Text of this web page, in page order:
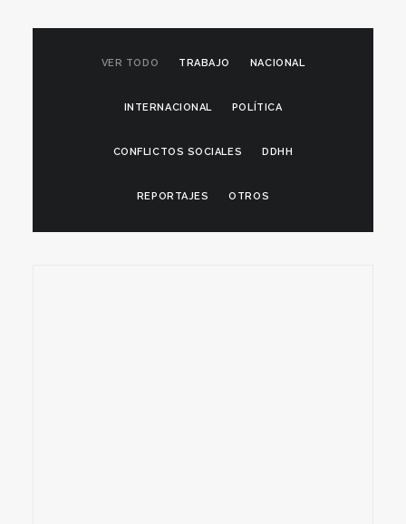
VER TODO TRABAJO NACIONAL
INTERNACIONAL POLÍTICA
CONFLICTOS SOCIALES DDHH
REPORTAJES OTROS